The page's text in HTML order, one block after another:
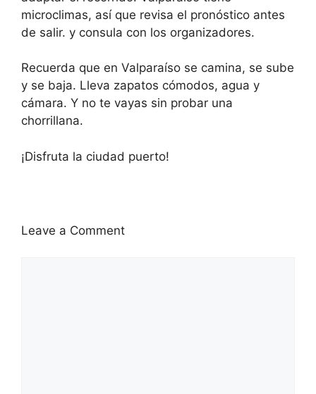
microclimas, así que revisa el pronóstico antes
de salir. y consula con los organizadores.
Recuerda que en Valparaíso se camina, se sube
y se baja. Lleva zapatos cómodos, agua y
cámara. Y no te vayas sin probar una
chorrillana.
¡Disfruta la ciudad puerto!
Leave a Comment